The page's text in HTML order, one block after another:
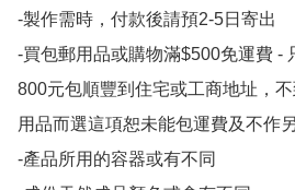
-製作需時，付款後請預2-5日寄出
-買包郵用品或購物滿$500免運費 -
800元包順豐到住宅或工商地址，
用品而選這項恕未能包運費及不作
-產品所用的容器或有不同